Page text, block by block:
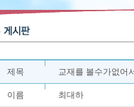
제목 교재를 볼수가없어
이름 최대하